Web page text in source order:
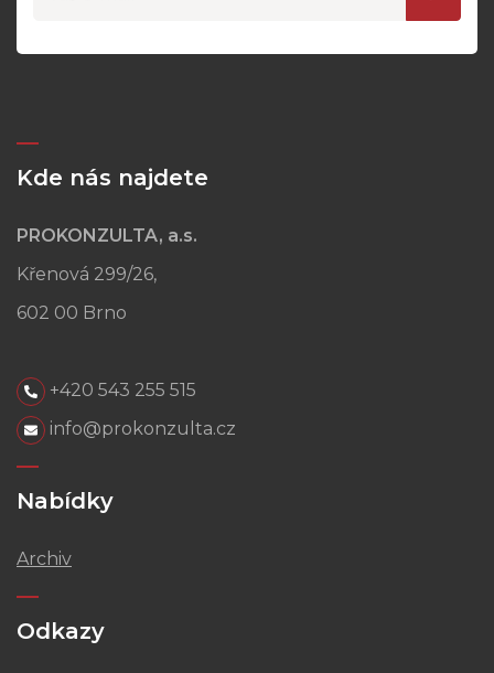
Kde nás najdete
PROKONZULTA, a.s.
Křenová 299/26,
602 00 Brno
+420 543 255 515
info@prokonzulta.cz
Nabídky
Archiv
Odkazy